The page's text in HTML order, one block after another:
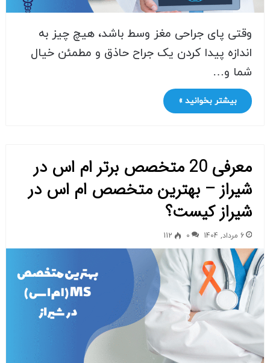
وقتی پای جراحی مغز وسط باشد، هیچ چیز به
اندازه پیدا کردن یک جراح حاذق و مطمئن خیال
شما و…
بیشتر بخوانید »
معرفی 20 متخصص برتر ام اس در
شیراز – بهترین متخصص ام اس در
شیراز کیست؟
6 مرداد, 1404 0
112